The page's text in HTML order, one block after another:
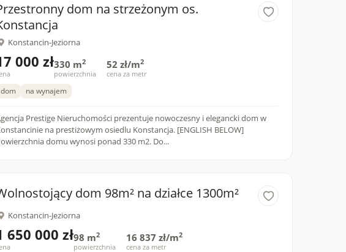
dom na strzeżonym os.
Konstancin-Jeziorna
000 zł330 m2
powierzchnia
52 zł/m2
cena za metr
dom na wynajem
Prestige Nieruchomości prezentuje nowoczesny i elegancki dom w
na prestiżowym osiedlu Konstancja. [ENGLISH BELOW]
Powierzchnia domu wynosi ponad 330 m2. Do...
dom 98m² na działce 1300m²
Konstancin-Jeziorna
650 000 zł98 m2
powierzchnia
16 837 zł/m2
cena za metr